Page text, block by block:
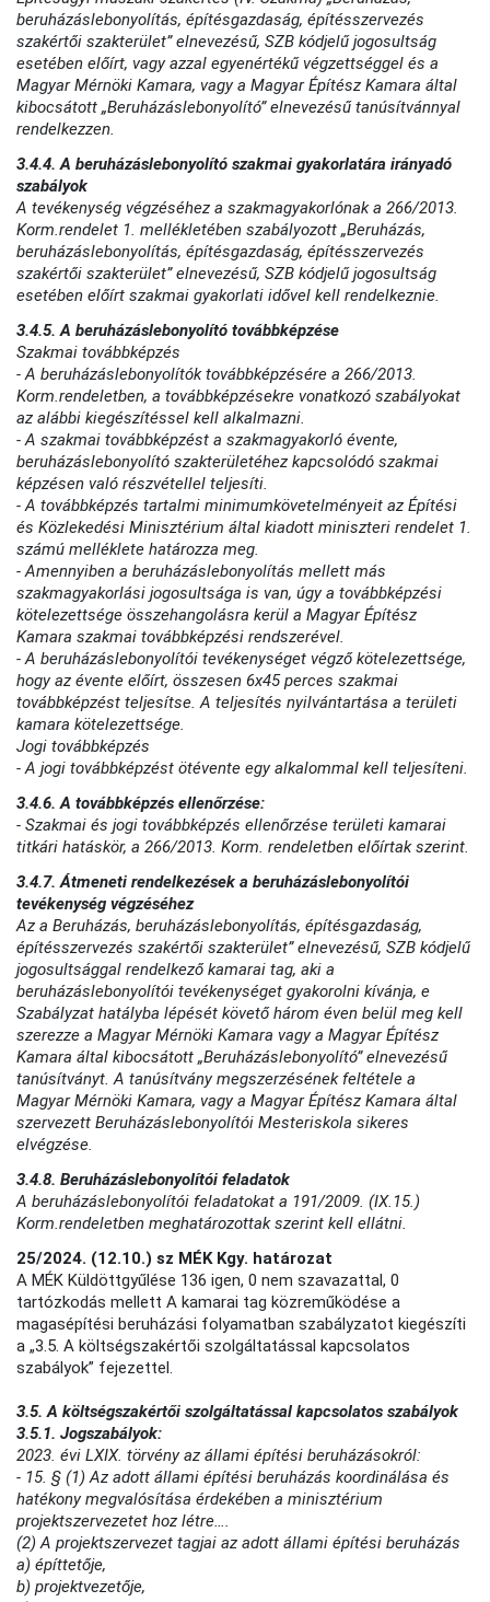
beruházáslebonyolítás, építésgazdaság, építésszervezés
szakértői szakterület” elnevezésű, SZB kódjelű jogosultság
esetében előírt, vagy azzal egyenértékű végzettséggel és a
Magyar Mérnöki Kamara, vagy a Magyar Építész Kamara által
kibocsátott „Beruházáslebonyolító” elnevezésű tanúsítvánnyal
rendelkezzen.
3.4.4. A beruházáslebonyolító szakmai gyakorlatára irányadó
szabályok
A tevékenység végzéséhez a szakmagyakorlónak a 266/2013.
Korm.rendelet 1. mellékletében szabályozott „Beruházás,
beruházáslebonyolítás, építésgazdaság, építésszervezés
szakértői szakterület” elnevezésű, SZB kódjelű jogosultság
esetében előírt szakmai gyakorlati idővel kell rendelkeznie.
3.4.5. A beruházáslebonyolító továbbképzése
Szakmai továbbképzés
- A beruházáslebonyolítók továbbképzésére a 266/2013.
Korm.rendeletben, a továbbképzésekre vonatkozó szabályokat
az alábbi kiegészítéssel kell alkalmazni.
- A szakmai továbbképzést a szakmagyakorló évente,
beruházáslebonyolító szakterületéhez kapcsolódó szakmai
képzésen való részvétellel teljesíti.
- A továbbképzés tartalmi minimumkövetelményeit az Építési
és Közlekedési Minisztérium által kiadott miniszteri rendelet 1.
számú melléklete határozza meg.
- Amennyiben a beruházáslebonyolítás mellett más
szakmagyakorlási jogosultsága is van, úgy a továbbképzési
kötelezettsége összehangolásra kerül a Magyar Építész
Kamara szakmai továbbképzési rendszerével.
- A beruházáslebonyolítói tevékenységet végző kötelezettsége,
hogy az évente előírt, összesen 6x45 perces szakmai
továbbképzést teljesítse. A teljesítés nyilvántartása a területi
kamara kötelezettsége.
Jogi továbbképzés
- A jogi továbbképzést ötévente egy alkalommal kell teljesíteni.
3.4.6. A továbbképzés ellenőrzése:
- Szakmai és jogi továbbképzés ellenőrzése területi kamarai
titkári hatáskör, a 266/2013. Korm. rendeletben előírtak szerint.
3.4.7. Átmeneti rendelkezések a beruházáslebonyolítói
tevékenység végzéséhez
Az a Beruházás, beruházáslebonyolítás, építésgazdaság,
építésszervezés szakértői szakterület” elnevezésű, SZB kódjelű
jogosultsággal rendelkező kamarai tag, aki a
beruházáslebonyolítói tevékenységet gyakorolni kívánja, e
Szabályzat hatályba lépését követő három éven belül meg kell
szerezze a Magyar Mérnöki Kamara vagy a Magyar Építész
Kamara által kibocsátott „Beruházáslebonyolító” elnevezésű
tanúsítványt. A tanúsítvány megszerzésének feltétele a
Magyar Mérnöki Kamara, vagy a Magyar Építész Kamara által
szervezett Beruházáslebonyolítói Mesteriskola sikeres
elvégzése.
3.4.8. Beruházáslebonyolítói feladatok
A beruházáslebonyolítói feladatokat a 191/2009. (IX.15.)
Korm.rendeletben meghatározottak szerint kell ellátni.
25/2024. (12.10.) sz MÉK Kgy. határozat
A MÉK Küldöttgyűlése 136 igen, 0 nem szavazattal, 0
tartózkodás mellett A kamarai tag közreműködése a
magasépítési beruházási folyamatban szabályzatot kiegészíti
a „3.5. A költségszakértői szolgáltatással kapcsolatos
szabályok” fejezettel.
3.5. A költségszakértői szolgáltatással kapcsolatos szabályok
3.5.1. Jogszabályok:
2023. évi LXIX. törvény az állami építési beruházásokról:
- 15. § (1) Az adott állami építési beruházás koordinálása és
hatékony megvalósítása érdekében a minisztérium
projektszervezetet hoz létre….
(2) A projektszervezet tagjai az adott állami építési beruházás
a) építtetője,
b) projektvezetője,